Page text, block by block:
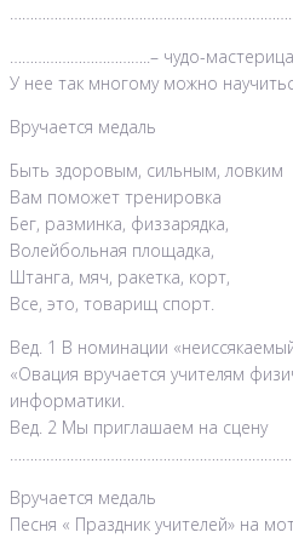
……………………………..– чудо-
У нее так многому можно
Вручается медаль
Быть здоровым, сильным, ловким
Вам поможет тренировка
Бег, разминка, физзарядка,
Волейбольная площадка,
Штанга, мяч, ракетка, корт,
Все, это, товарищ спорт.
Вед. 1 В номинации
«Овация вручается учителям
информатики.
Вед. 2 Мы приглашаем на сцену
Вручается медаль
Песня « Праздник учителей» на